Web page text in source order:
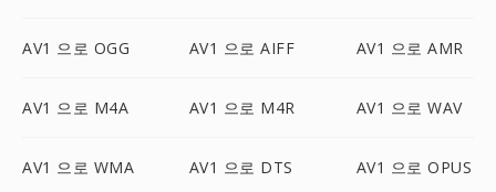
AV1 으로 OGG AV1 으로 AIFF AV1 으로 AMR
AV1 으로 M4A AV1 으로 M4R AV1 으로 WAV
AV1 으로 WMA AV1 으로 DTS AV1 으로 OPUS